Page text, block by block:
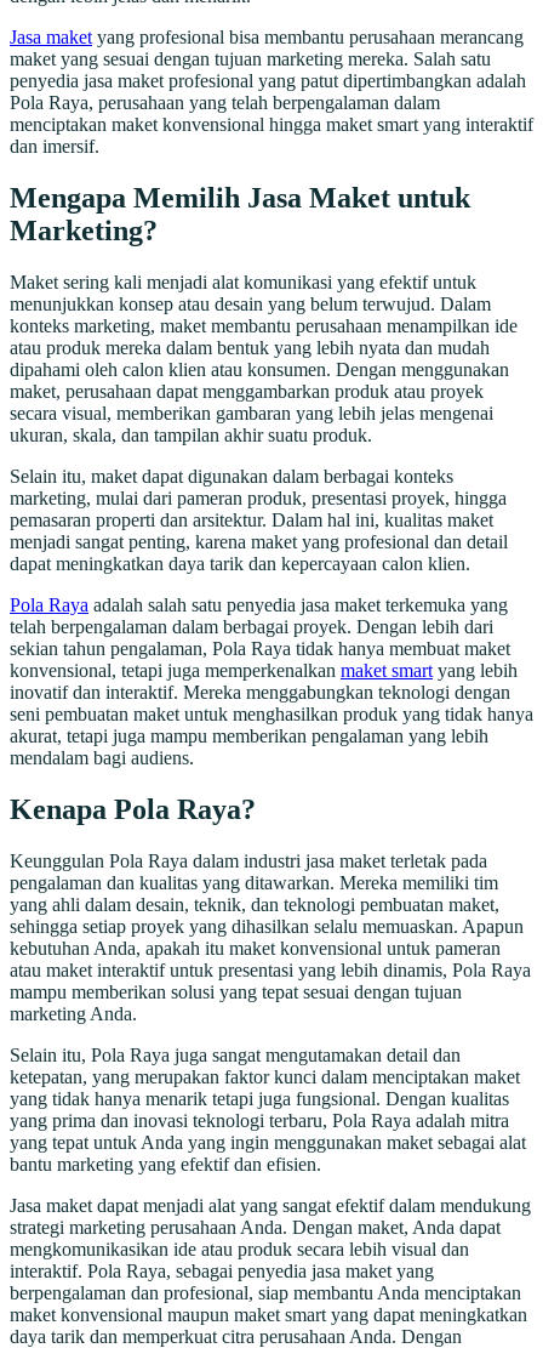
Jasa maket yang profesional bisa membantu perusahaan merancang
maket yang sesuai dengan tujuan marketing mereka. Salah satu
penyedia jasa maket profesional yang patut dipertimbangkan adalah
Pola Raya, perusahaan yang telah berpengalaman dalam
menciptakan maket konvensional hingga maket smart yang interaktif
dan imersif.
Mengapa Memilih Jasa Maket untuk
Marketing?
Maket sering kali menjadi alat komunikasi yang efektif untuk
menunjukkan konsep atau desain yang belum terwujud. Dalam
konteks marketing, maket membantu perusahaan menampilkan ide
atau produk mereka dalam bentuk yang lebih nyata dan mudah
dipahami oleh calon klien atau konsumen. Dengan menggunakan
maket, perusahaan dapat menggambarkan produk atau proyek
secara visual, memberikan gambaran yang lebih jelas mengenai
ukuran, skala, dan tampilan akhir suatu produk.
Selain itu, maket dapat digunakan dalam berbagai konteks
marketing, mulai dari pameran produk, presentasi proyek, hingga
pemasaran properti dan arsitektur. Dalam hal ini, kualitas maket
menjadi sangat penting, karena maket yang profesional dan detail
dapat meningkatkan daya tarik dan kepercayaan calon klien.
Pola Raya adalah salah satu penyedia jasa maket terkemuka yang
telah berpengalaman dalam berbagai proyek. Dengan lebih dari
sekian tahun pengalaman, Pola Raya tidak hanya membuat maket
konvensional, tetapi juga memperkenalkan maket smart yang lebih
inovatif dan interaktif. Mereka menggabungkan teknologi dengan
seni pembuatan maket untuk menghasilkan produk yang tidak hanya
akurat, tetapi juga mampu memberikan pengalaman yang lebih
mendalam bagi audiens.
Kenapa Pola Raya?
Keunggulan Pola Raya dalam industri jasa maket terletak pada
pengalaman dan kualitas yang ditawarkan. Mereka memiliki tim
yang ahli dalam desain, teknik, dan teknologi pembuatan maket,
sehingga setiap proyek yang dihasilkan selalu memuaskan. Apapun
kebutuhan Anda, apakah itu maket konvensional untuk pameran
atau maket interaktif untuk presentasi yang lebih dinamis, Pola Raya
mampu memberikan solusi yang tepat sesuai dengan tujuan
marketing Anda.
Selain itu, Pola Raya juga sangat mengutamakan detail dan
ketepatan, yang merupakan faktor kunci dalam menciptakan maket
yang tidak hanya menarik tetapi juga fungsional. Dengan kualitas
yang prima dan inovasi teknologi terbaru, Pola Raya adalah mitra
yang tepat untuk Anda yang ingin menggunakan maket sebagai alat
bantu marketing yang efektif dan efisien.
Jasa maket dapat menjadi alat yang sangat efektif dalam mendukung
strategi marketing perusahaan Anda. Dengan maket, Anda dapat
mengkomunikasikan ide atau produk secara lebih visual dan
interaktif. Pola Raya, sebagai penyedia jasa maket yang
berpengalaman dan profesional, siap membantu Anda menciptakan
maket konvensional maupun maket smart yang dapat meningkatkan
daya tarik dan memperkuat citra perusahaan Anda. Dengan